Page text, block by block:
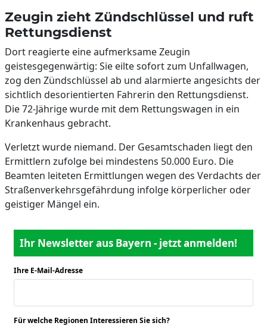
Zeugin zieht Zündschlüssel und ruft
Rettungsdienst
Dort reagierte eine aufmerksame Zeugin
geistesgegenwärtig: Sie eilte sofort zum Unfallwagen,
zog den Zündschlüssel ab und alarmierte angesichts der
sichtlich desorientierten Fahrerin den Rettungsdienst.
Die 72-Jährige wurde mit dem Rettungswagen in ein
Krankenhaus gebracht.
Verletzt wurde niemand. Der Gesamtschaden liegt den
Ermittlern zufolge bei mindestens 50.000 Euro. Die
Beamten leiteten Ermittlungen wegen des Verdachts der
Straßenverkehrsgefährdung infolge körperlicher oder
geistiger Mängel ein.
Ihr Newsletter aus Bayern - jetzt anmelden!
Ihre E-Mail-Adresse
Für welche Regionen Interessieren Sie sich?